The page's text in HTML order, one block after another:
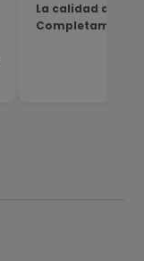
La calidad del
Completamente